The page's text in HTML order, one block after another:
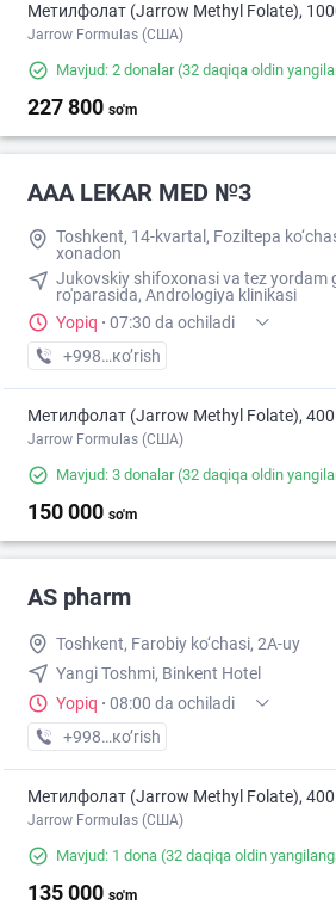
Метилфолат (Jarrow Methyl Folate),
Jarrow Formulas (США)
Mavjud: 2 donalar(32 daqiqa oldin
227 800 so'm
AAA LEKAR MED №3
Toshkent, 14-kvartal, Foziltepa
xonadon
Jukovskiy shifoxonasi va tez yordam
ro'parasida, Andrologiya klinikasi
Yopiq · 07:30 da ochiladi
+998 (97) XXX-XX-XX
кo’rish
Метилфолат (Jarrow Methyl Folate),
Jarrow Formulas (США)
Mavjud: 3 donalar(32 daqiqa oldin
150 000 so'm
AS pharm
Toshkent, Farobiy ko‘chasi, 2A-uy
Yangi Toshmi, Binkent Hotel
Yopiq · 08:00 da ochiladi
+998 (93) XXX-XX-XX
кo’rish
Метилфолат (Jarrow Methyl Folate),
Jarrow Formulas (США)
Mavjud: 1 dona (32 daqiqa oldin
135 000 so'm